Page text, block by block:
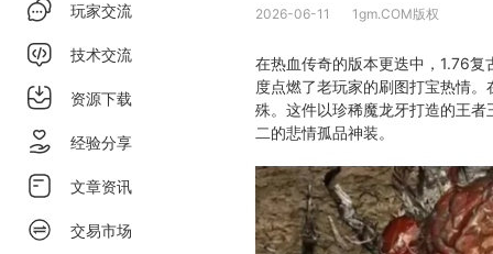
玩家交流
技术交流
资源下载
经验分享
文章资讯
交易市场
2026-06-11 1gm.COM版权
在热血传奇的版本更迭中，1.76
度点燃了老玩家的刷图打宝热情
殊。这件以珍稀魔龙牙打造的王
二的悲情孤品神装。